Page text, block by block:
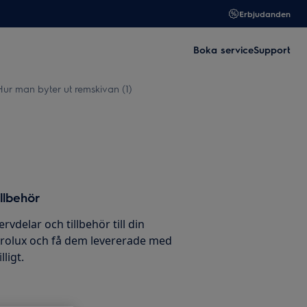
Erbjudanden
Boka serviceSupport
man byter ut remskivan (1)
och tillbehör till din
och få dem levererade med